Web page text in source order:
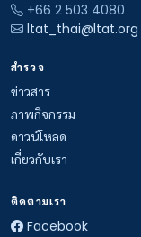
+66 2 503 4080
ltat_thai@ltat.org
สำรวจ
ข่าวสาร
ภาพกิจกรรม
ดาวน์โหลด
เกี่ยวกับเรา
ติดตามเรา
Facebook